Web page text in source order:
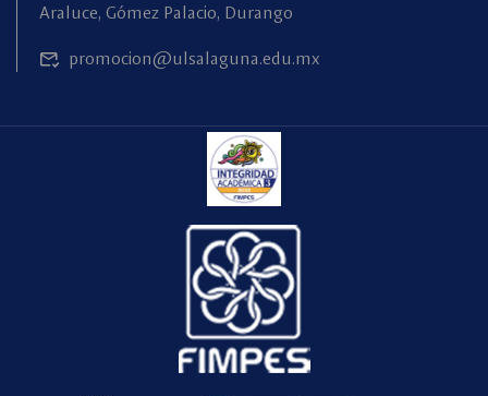
Araluce, Gómez Palacio, Durango
promocion@ulsalaguna.edu.mx